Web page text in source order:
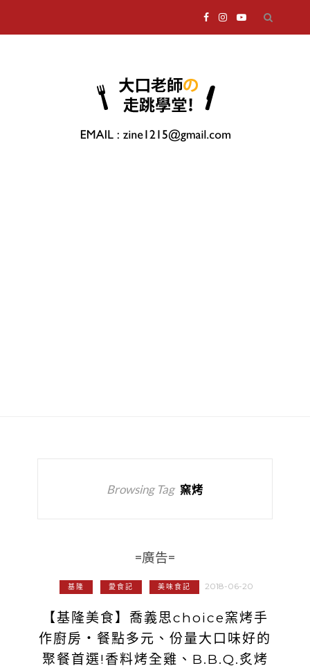
Browsing Tag 窯烤
=廣告=
基隆 愛食記 美味食記 2018-06-20
【基隆美食】喬義思choice窯烤手
作廚房‧餐點多元、份量大口味好的
聚餐首選!香料烤全雞、B.B.Q.炙烤